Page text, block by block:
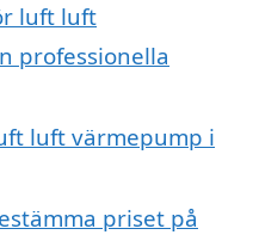
luft luft
professionella
luft värmepump i
priset på